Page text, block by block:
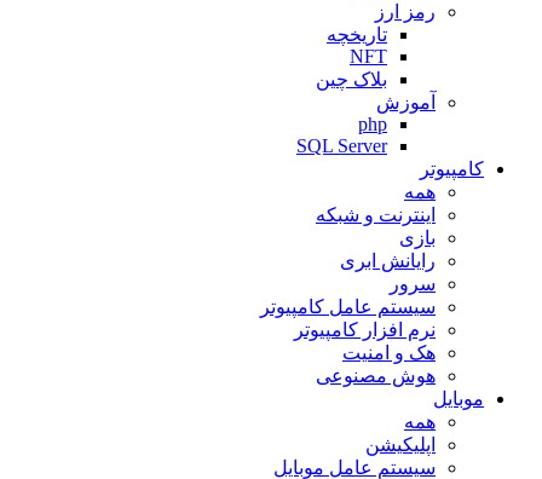
رمز ارز
تاریخچه
NFT
بلاک چین
آموزش
php
SQL Server
کامپیوتر
همه
اینترنت و شبکه
بازی
رایانش ابری
سرور
سیستم عامل کامپیوتر
نرم افزار کامپیوتر
هک و امنیت
هوش مصنوعی
موبایل
همه
اپلیکیشن
سیستم عامل موبایل